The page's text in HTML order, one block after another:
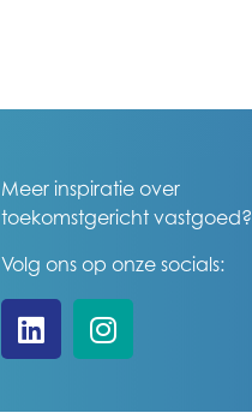
Meer inspiratie over
toekomstgericht vastgoed?
Volg ons op onze socials: